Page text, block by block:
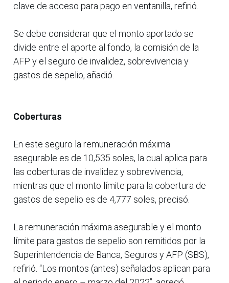
clave de acceso para pago en ventanilla, refirió.
Se debe considerar que el monto aportado se
divide entre el aporte al fondo, la comisión de la
AFP y el seguro de invalidez, sobrevivencia y
gastos de sepelio, añadió.
Coberturas
En este seguro la remuneración máxima
asegurable es de 10,535 soles, la cual aplica para
las coberturas de invalidez y sobrevivencia,
mientras que el monto límite para la cobertura de
gastos de sepelio es de 4,777 soles, precisó.
La remuneración máxima asegurable y el monto
límite para gastos de sepelio son remitidos por la
Superintendencia de Banca, Seguros y AFP (SBS),
refirió. “Los montos (antes) señalados aplican para